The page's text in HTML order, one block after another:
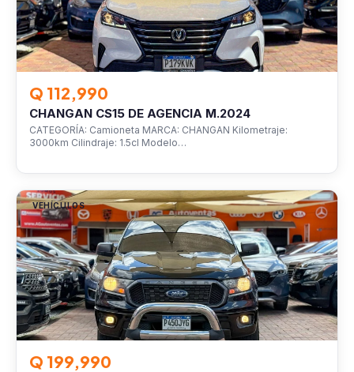
Q 112,990
CHANGAN CS15 DE AGENCIA M.2024
CATEGORÍA: Camioneta MARCA: CHANGAN Kilometraje:
3000km Cilindraje: 1.5cl Modelo…
VEHÍCULOS
Q 199,990